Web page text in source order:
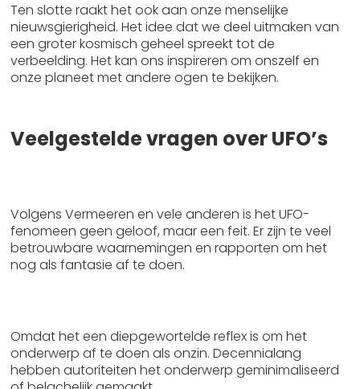
Ten slotte raakt het ook aan onze menselijke
nieuwsgierigheid. Het idee dat we deel uitmaken van
een groter kosmisch geheel spreekt tot de
verbeelding. Het kan ons inspireren om onszelf en
onze planeet met andere ogen te bekijken.
Veelgestelde vragen over UFO’s
Volgens Vermeeren en vele anderen is het UFO-
fenomeen geen geloof, maar een feit. Er zijn te veel
betrouwbare waarnemingen en rapporten om het
nog als fantasie af te doen.
Omdat het een diepgewortelde reflex is om het
onderwerp af te doen als onzin. Decennialang
hebben autoriteiten het onderwerp geminimaliseerd